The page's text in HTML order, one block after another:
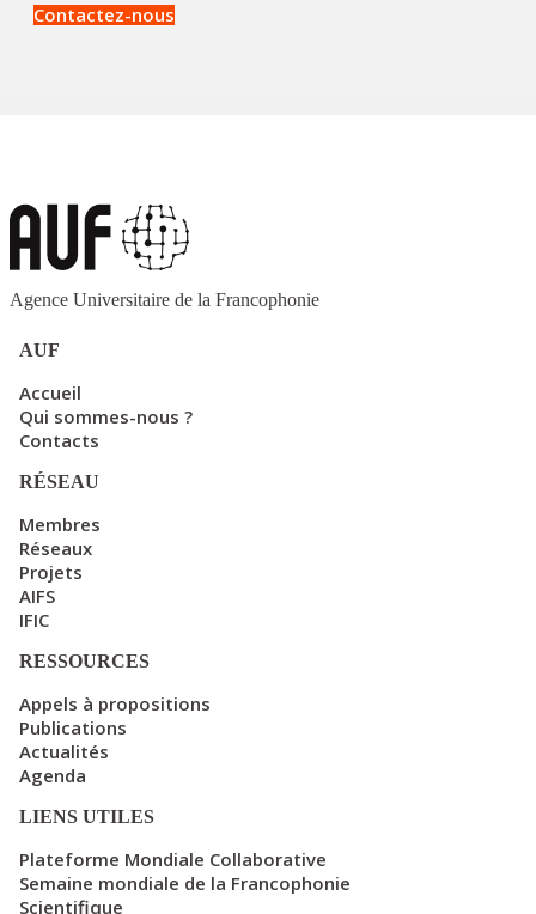
Contactez-nous
Agence Universitaire de la Francophonie
AUF
Accueil
Qui sommes-nous ?
Contacts
RÉSEAU
Membres
Réseaux
Projets
AIFS
IFIC
RESSOURCES
Appels à propositions
Publications
Actualités
Agenda
LIENS UTILES
Plateforme Mondiale Collaborative
Semaine mondiale de la Francophonie
Scientifique